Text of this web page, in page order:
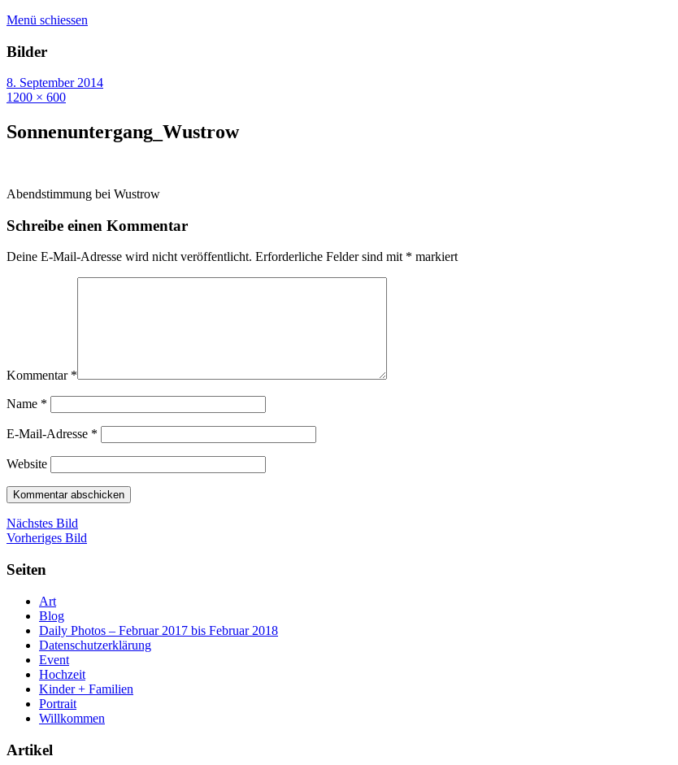
Menü schiessen
Bilder
8. September 2014
1200 × 600
Sonnenuntergang_Wustrow
Abendstimmung bei Wustrow
Schreibe einen Kommentar
Deine E-Mail-Adresse wird nicht veröffentlicht. Erforderliche Felder sind mit * markiert
Kommentar *
Name *
E-Mail-Adresse *
Website
Nächstes Bild
Vorheriges Bild
Seiten
Art
Blog
Daily Photos – Februar 2017 bis Februar 2018
Datenschutzerklärung
Event
Hochzeit
Kinder + Familien
Portrait
Willkommen
Artikel